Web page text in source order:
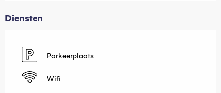
Diensten
Parkeerplaats
Wifi